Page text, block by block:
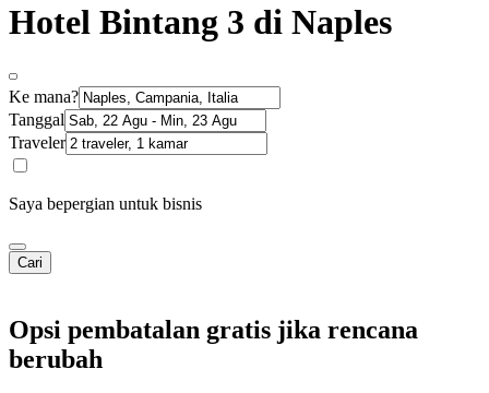
Hotel Bintang 3 di Naples
Ke mana?
Tanggal
Traveler
Saya bepergian untuk bisnis
Cari
Opsi pembatalan gratis jika rencana
berubah